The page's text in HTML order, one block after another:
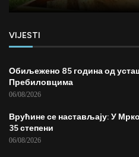
VIJESTI
Обиљежено 85 година од
Пребиловцима
06/08/2026
Врућине се настављају: У
35 степени
06/08/2026